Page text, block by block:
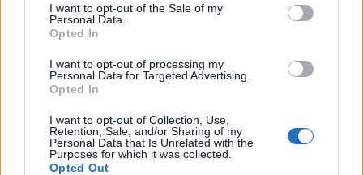
I want to opt-out of the Sale of my
Personal Data.
Opted In
I want to opt-out of processing my
Personal Data for Targeted Advertising.
Opted In
I want to opt-out of Collection, Use,
Retention, Sale, and/or Sharing of my
Personal Data that Is Unrelated with the
Purposes for which it was collected.
Opted Out
Ειδήσεις 5-8-2026